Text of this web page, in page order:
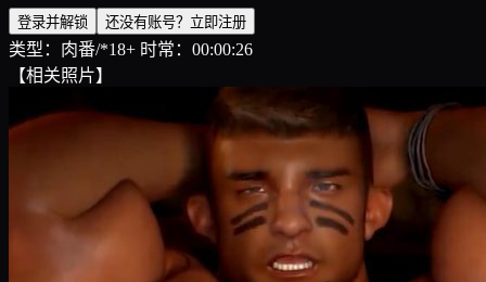
登录并解锁 还没有账号？立即注册
类型：肉番/*18+ 时常：00:00:26
【相关照片】